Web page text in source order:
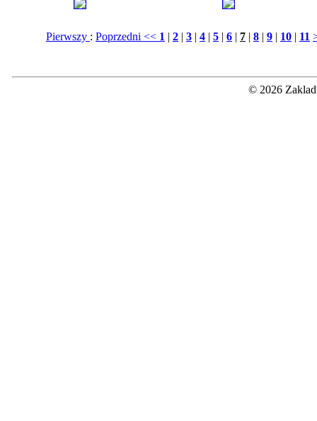
Pierwszy : Poprzedni << 1 | 2 | 3 | 4 | 5 | 6 | 7 | 8 | 9 | 10 | 11
© 2026